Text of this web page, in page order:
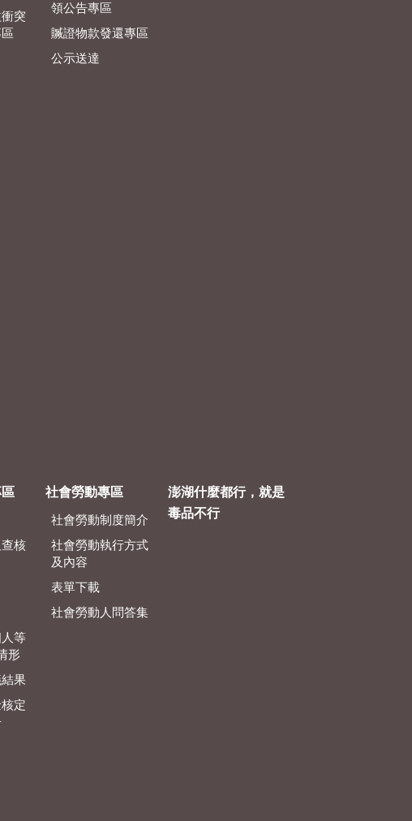
突
領公告專區
贓證物款發還專區
公示送達
核
等
形
果
定
社會勞動專區
社會勞動制度簡介
社會勞動執行方式
及內容
表單下載
社會勞動人問答集
澎湖什麼都行，就是
毒品不行